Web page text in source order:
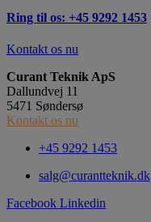
Ring til os: +45 9292 1453
Kontakt os nu
Curant Teknik ApS
Dallundvej 11
5471 Søndersø
Kontakt os nu
+45 9292 1453
salg@curantteknik.dk
Facebook Linkedin